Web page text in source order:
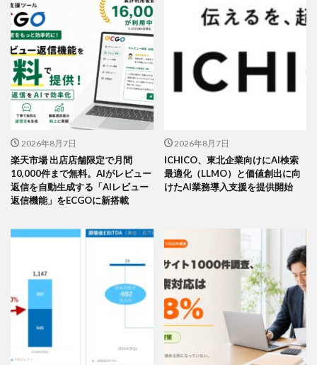
2026年8月7日
楽天市場 出店店舗限定で月間
10,000件まで無料。AIがレビュー
返信を自動生成する「AIレビュー
返信機能」をECGOに新搭載
2026年8月7日
ICHICO、東北企業向けにAI検索
最適化（LLMO）と価値創出に向
けたAI業務導入支援を提供開始